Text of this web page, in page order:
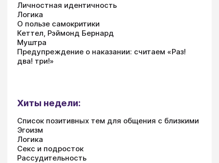
Личностная идентичность
Логика
О пользе самокритики
Кеттел, Рэймонд Бернард
Муштра
Предупреждение о наказании: считаем «Раз!
два! три!»
Хиты недели:
Список позитивных тем для общения с близкими
Эгоизм
Логика
Секс и подросток
Рассудительность